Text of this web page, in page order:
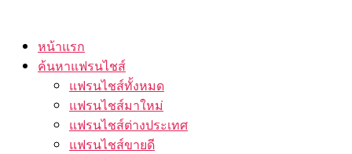
content
หน้าแรก
ค้นหาแฟรนไชส์
แฟรนไชส์ทั้งหมด
แฟรนไชส์มาใหม่
แฟรนไชส์ต่างประเทศ
แฟรนไชส์ขายดี